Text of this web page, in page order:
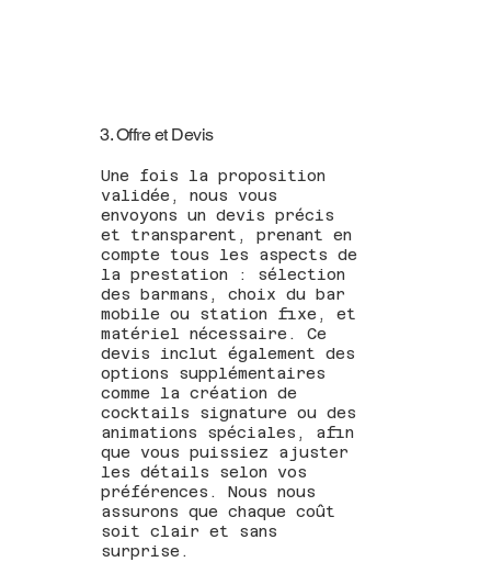
3. Offre et Devis
Une fois la proposition
validée, nous vous
envoyons un devis précis
et transparent, prenant en
compte tous les aspects de
la prestation : sélection
des barmans, choix du bar
mobile ou station fixe, et
matériel nécessaire. Ce
devis inclut également des
options supplémentaires
comme la création de
cocktails signature ou des
animations spéciales, afin
que vous puissiez ajuster
les détails selon vos
préférences. Nous nous
assurons que chaque coût
soit clair et sans
surprise.